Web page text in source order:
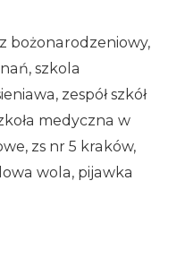
bożonarodzeniowy,
szkola
zespół szkół
medyczna w
zs nr 5 kraków,
wola, pijawka